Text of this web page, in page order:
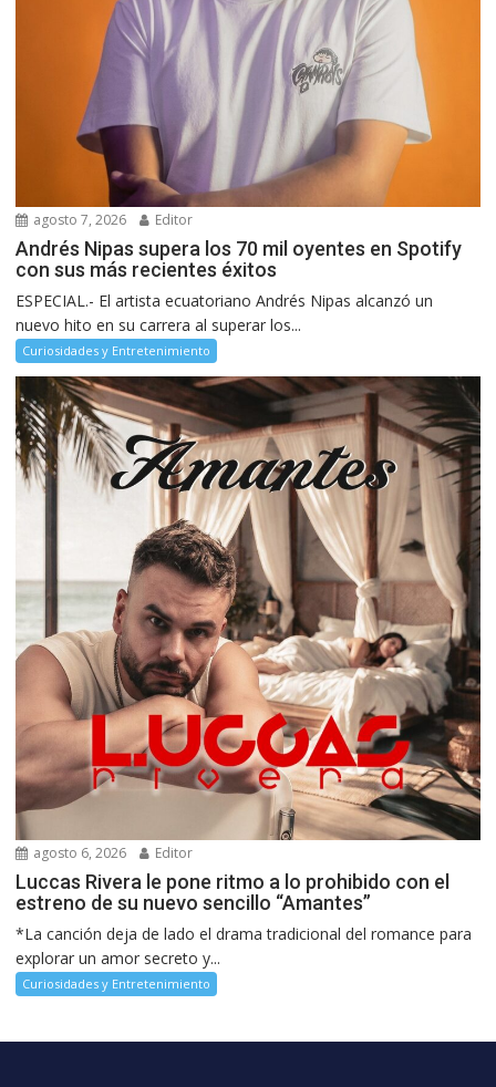
agosto 7, 2026 Editor
Andrés Nipas supera los 70 mil oyentes en Spotify
con sus más recientes éxitos
ESPECIAL.- El artista ecuatoriano Andrés Nipas alcanzó un
nuevo hito en su carrera al superar los...
Curiosidades y Entretenimiento
agosto 6, 2026 Editor
Luccas Rivera le pone ritmo a lo prohibido con el
estreno de su nuevo sencillo “Amantes”
*La canción deja de lado el drama tradicional del romance para
explorar un amor secreto y...
Curiosidades y Entretenimiento